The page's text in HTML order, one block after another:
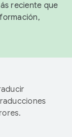
reciente que